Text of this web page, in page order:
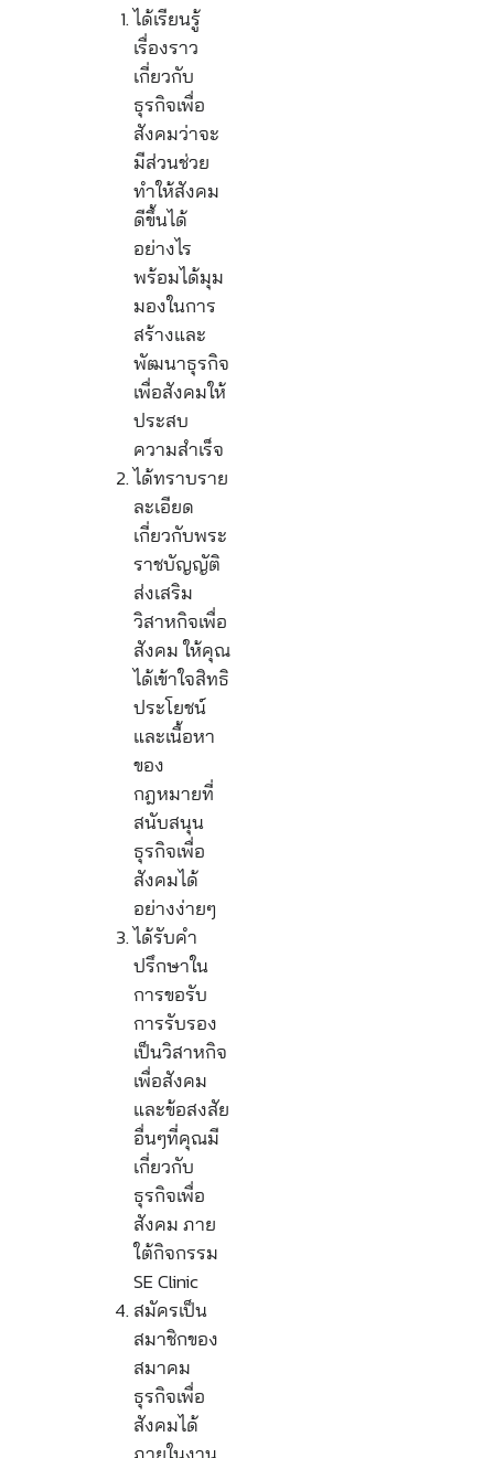
ได้เรียนรู้
เรื่องราว
เกี่ยวกับ
ธุรกิจเพื่อ
สังคมว่าจะ
มีส่วนช่วย
ทำให้สังคม
ดีขึ้นได้
อย่างไร
พร้อมได้มุม
มองในการ
สร้างและ
พัฒนาธุรกิจ
เพื่อสังคมให้
ประสบ
ความสำเร็จ
ได้ทราบราย
ละเอียด
เกี่ยวกับพระ
ราชบัญญัติ
ส่งเสริม
วิสาหกิจเพื่อ
สังคม ให้คุณ
ได้เข้าใจสิทธิ
ประโยชน์
และเนื้อหา
ของ
กฎหมายที่
สนับสนุน
ธุรกิจเพื่อ
สังคมได้
อย่างง่ายๆ
ได้รับคำ
ปรึกษาใน
การขอรับ
การรับรอง
เป็นวิสาหกิจ
เพื่อสังคม
และข้อสงสัย
อื่นๆที่คุณมี
เกี่ยวกับ
ธุรกิจเพื่อ
สังคม ภาย
ใต้กิจกรรม
SE Clinic
สมัครเป็น
สมาชิกของ
สมาคม
ธุรกิจเพื่อ
สังคมได้